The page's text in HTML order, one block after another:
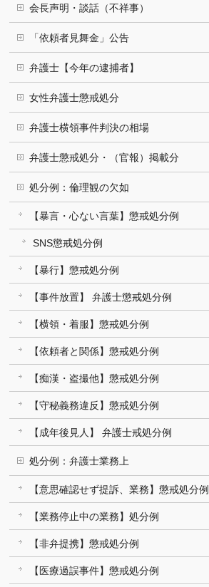
会長声明・談話（不祥事）
「依頼者見舞金」公告
弁護士【今年の逮捕者】
女性弁護士懲戒処分
弁護士横領事件判決の相場
弁護士懲戒処分・（官報）掲載分
処分例：倫理観の欠如
【暴言・心ない言葉】懲戒処分例
SNS懲戒処分例
【暴行】懲戒処分例
【事件放置】 弁護士懲戒処分例
【横領・着服】懲戒処分例
【依頼者と関係】懲戒処分例
【痴漢・盗撮他】懲戒処分例
【守秘義務違反】懲戒処分例
【成年後見人】 弁護士戒処分例
処分例：弁護士業務上
【意思確認せず提訴、業務】懲戒処分例
【業務停止中の業務】処分例
【非弁提携】懲戒処分例
【医療過誤事件】懲戒処分例